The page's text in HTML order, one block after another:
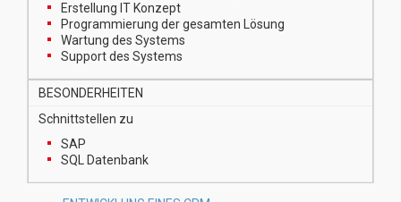
Erstellung IT Konzept
Programmierung der gesamten Lösung
Wartung des Systems
Support des Systems
BESONDERHEITEN
Schnittstellen zu
SAP
SQL Datenbank